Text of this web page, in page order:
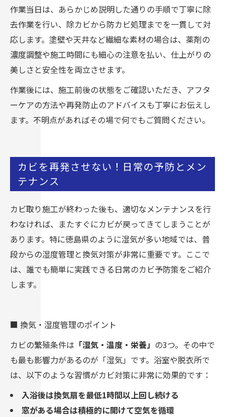
作業当日は、あらかじめ説明した通りの手順で丁寧に除
去作業を行い、除カビから防カビ処理までを一貫して対
応します。塗壁や天井など繊細な素材の場合は、薬剤の
濃度調整や施工時間にも細心の注意を払い、仕上がりの
美しさと安全性を両立させます。
作業後には、施工前後の状態をご確認いただき、アフタ
ーケアの方法や再発防止のアドバイスも丁寧にお伝えし
ます。不明点があればその場で何でもご質問ください。
カビを再発させない！日常の予防とメン
テナンス
カビ取り施工が終わった後も、適切なメンテナンスを行
わなければ、またすぐにカビが戻ってきてしまうことが
あります。特に徳島県のように湿気が多い地域では、普
段からの湿度管理と換気対策が非常に重要です。ここで
は、誰でも簡単に実践できる日常のカビ予防策をご紹介
します。
■ 換気・湿度管理のポイント
カビの繁殖条件は 「湿気・温度・栄養」 の3つ。その中で
も最も影響力があるのが「湿気」です。浴室や脱衣所で
は、以下のような習慣がカビ対策に非常に効果的です：
入浴後は換気扇を最低1時間以上回し続ける
窓がある場合は積極的に開けて空気を循環